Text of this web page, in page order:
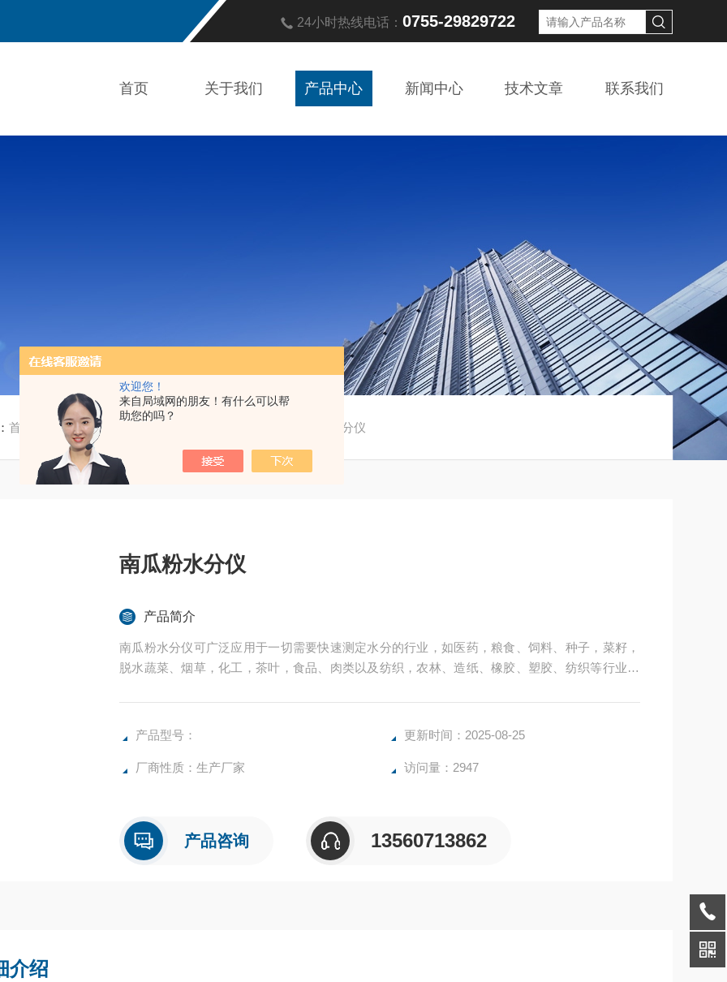
欢迎您！
来自局域网的朋友！有什么可以帮
助您的吗？
24小时热线电话： 0755-29829722
首页 关于我们 产品中心 新闻中心 技术文章 联系我们
首页 产品中心/ / 南瓜粉水分仪
南瓜粉水分仪
产品简介
南瓜粉水分仪可广泛应用于一切需要快速测定水分的行业，如医药，粮食、饲料、种子，菜籽，
脱水蔬菜、烟草，化工，茶叶，食品、肉类以及纺织，农林、造纸、橡胶、塑胶、纺织等行业中
确，物超所值的水分测定仪**。
产品型号： 更新时间：2025-08-25
厂商性质：生产厂家 访问量：2947
产品咨询 13560713862
介绍